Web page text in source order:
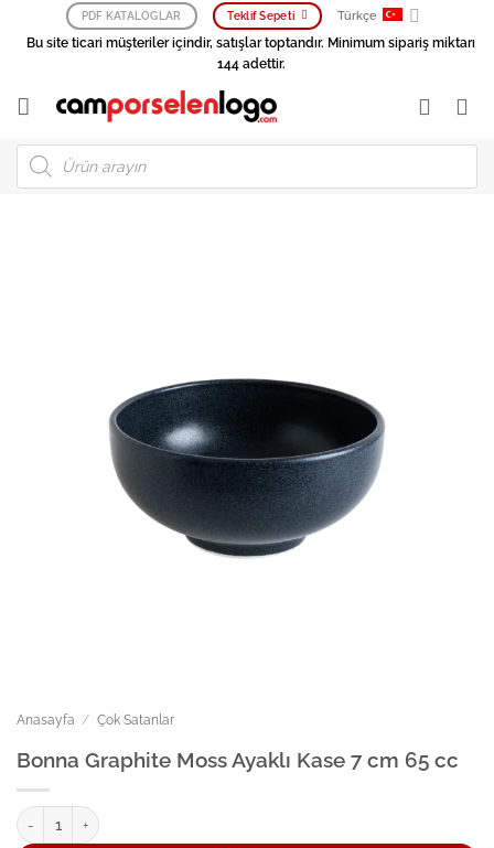
PDF KATALOGLAR Teklif Sepeti Türkçe
Bu site ticari müşteriler içindir, satışlar toptandır. Minimum sipariş miktarı
144 adettir.
Products
search
Anasayfa / Çok Satanlar
Bonna Graphite Moss Ayaklı Kase 7 cm 65 cc
Bonna Graphite Moss Ayaklı Kase 7 cm 65 cc adet